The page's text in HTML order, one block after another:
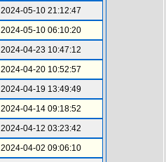
2024-05-10 21:12:47
2024-05-10 06:10:20
2024-04-23 10:47:12
2024-04-20 10:52:57
2024-04-19 13:49:49
2024-04-14 09:18:52
2024-04-12 03:23:42
2024-04-02 09:06:10